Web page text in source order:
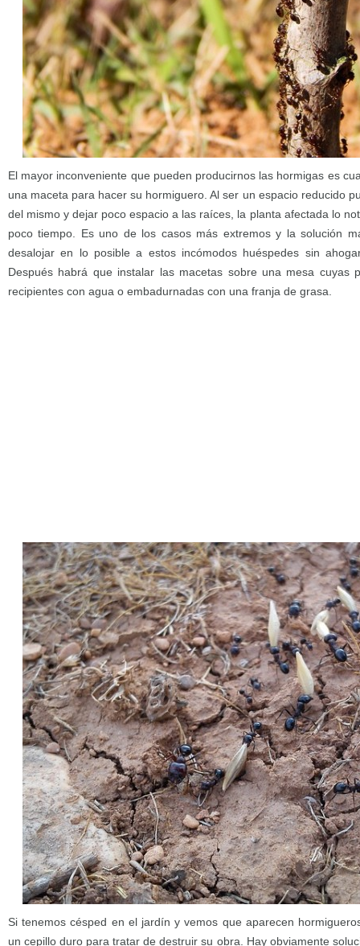
El mayor inconveniente que pueden producirnos las hormigas es
una maceta para hacer su hormiguero. Al ser un espacio reducido
del mismo y dejar poco espacio a las raíces, la planta afectada lo
poco tiempo. Es uno de los casos más extremos y la solución
desalojar en lo posible a estos incómodos huéspedes sin
Después habrá que instalar las macetas sobre una mesa cuyas
recipientes con agua o embadurnadas con una franja de grasa.
Si tenemos césped en el jardín y vemos que aparecen
un cepillo duro para tratar de destruir su obra. Hay obviamente